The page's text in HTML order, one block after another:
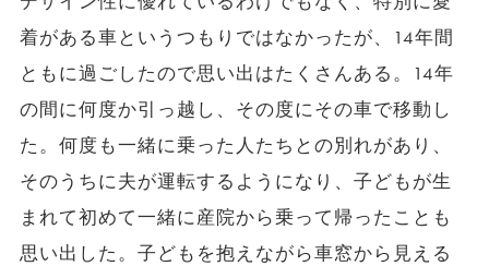
着がある車というつもりではなかったが、14年間
ともに過ごしたので思い出はたくさんある。14年
の間に何度か引っ越し、その度にその車で移動し
た。何度も一緒に乗った人たちとの別れがあり、
そのうちに夫が運転するようになり、子どもが生
まれて初めて一緒に産院から乗って帰ったことも
思い出した。子どもを抱えながら車窓から見える